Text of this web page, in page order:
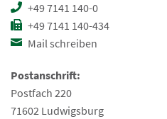
+49 7141 140-0
+49 7141 140-434
Mail schreiben
Postanschrift:
Postfach 220
71602 Ludwigsburg